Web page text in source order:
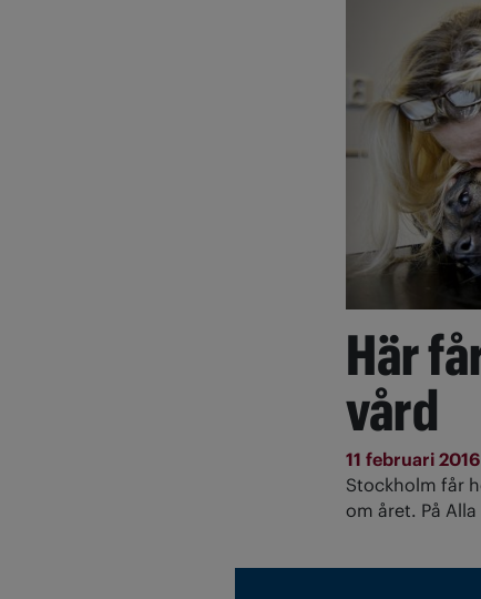
Här
vård
11 februari 2016
Stockholm får
om året. På